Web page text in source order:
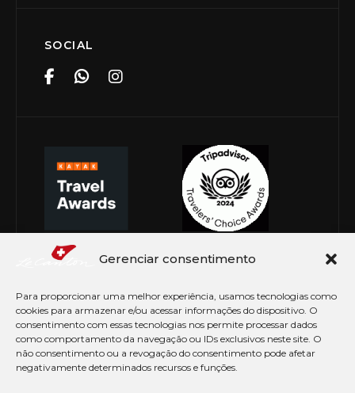
Gerenciar consentimento
Para proporcionar uma melhor experiência, usamos tecnologias como
cookies para armazenar e/ou acessar informações do dispositivo. O
consentimento com essas tecnologias nos permite processar dados
como comportamento da navegação ou IDs exclusivos neste site. O
não consentimento ou a revogação do consentimento pode afetar
negativamente determinados recursos e funções.
SOCIAL
© Copyright 2026 Le Canton. Todos os direitos